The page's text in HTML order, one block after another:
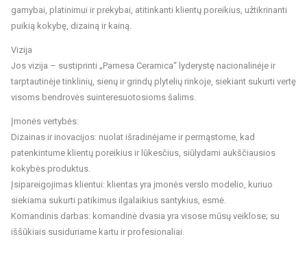
gamybai, platinimui ir prekybai, atitinkanti klientų poreikius, užtikrinanti
puikią kokybę, dizainą ir kainą.
Vizija
Jos vizija – sustiprinti „Pamesa Ceramica“ lyderystę nacionalinėje ir
tarptautinėje tinklinių, sienų ir grindų plytelių rinkoje, siekiant sukurti vertę
visoms bendrovės suinteresuotosioms šalims.
Įmonės vertybės:
Dizainas ir inovacijos: nuolat išradinėjame ir permąstome, kad
patenkintume klientų poreikius ir lūkesčius, siūlydami aukščiausios
kokybės produktus.
Įsipareigojimas klientui: klientas yra įmonės verslo modelio, kuriuo
siekiama sukurti patikimus ilgalaikius santykius, esmė.
Komandinis darbas: komandinė dvasia yra visose mūsų veiklose; su
iššūkiais susiduriame kartu ir profesionaliai.